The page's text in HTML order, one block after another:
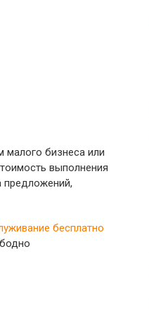
малого бизнеса или
выполнения
предложений,
бесплатно